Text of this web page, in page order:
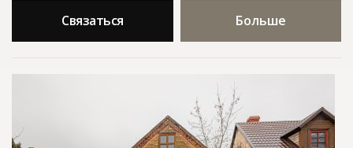
Связаться Больше